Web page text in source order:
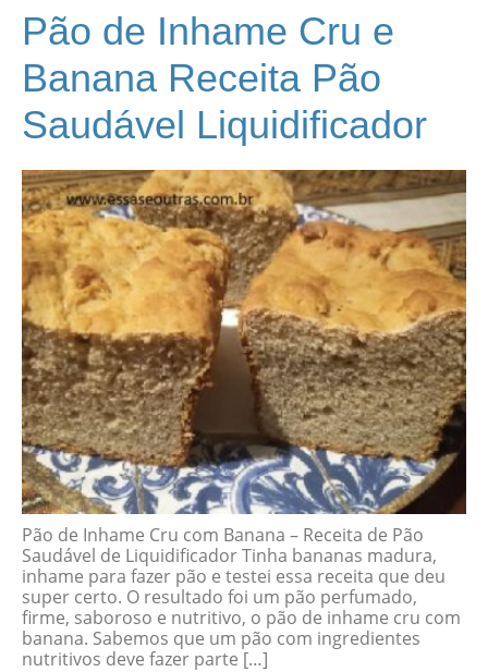
Pão de Inhame Cru e
Banana Receita Pão
Saudável Liquidificador
Pão de Inhame Cru com Banana – Receita de Pão
Saudável de Liquidificador Tinha bananas madura,
inhame para fazer pão e testei essa receita que deu
super certo. O resultado foi um pão perfumado,
firme, saboroso e nutritivo, o pão de inhame cru com
banana. Sabemos que um pão com ingredientes
nutritivos deve fazer parte […]